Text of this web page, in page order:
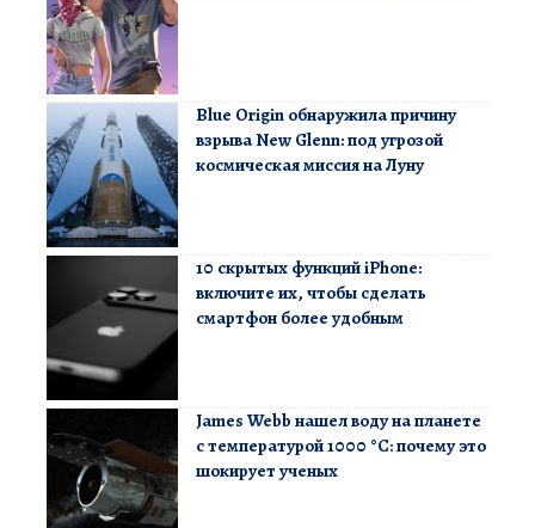
Blue Origin обнаружила причину
взрыва New Glenn: под угрозой
космическая миссия на Луну
10 скрытых функций iPhone:
включите их, чтобы сделать
смартфон более удобным
James Webb нашел воду на планете
с температурой 1000 °C: почему это
шокирует ученых